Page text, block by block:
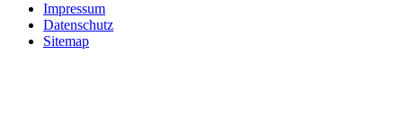
Impressum
Datenschutz
Sitemap